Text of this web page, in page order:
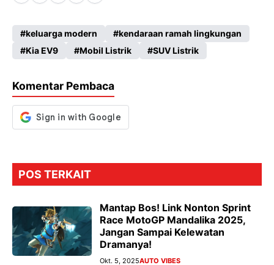
b
o
k
ts
A
p
gr
a
se
n
er
keluarga modern
kendaraan ramah lingkungan
Kia EV9
Mobil Listrik SUV Listrik
Komentar Pembaca
POS TERKAIT
Mantap Bos! Link Nonton Sprint
Race MotoGP Mandalika 2025,
Jangan Sampai Kelewatan
Dramanya!
Okt. 5, 2025AUTO VIBES